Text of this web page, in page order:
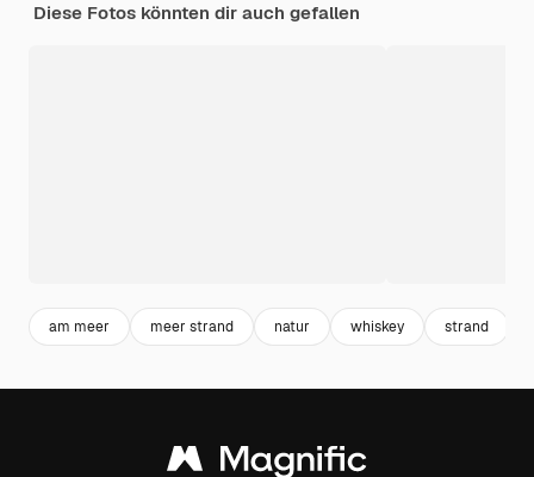
Diese Fotos könnten dir auch gefallen
am meer meer strand natur whiskey strand